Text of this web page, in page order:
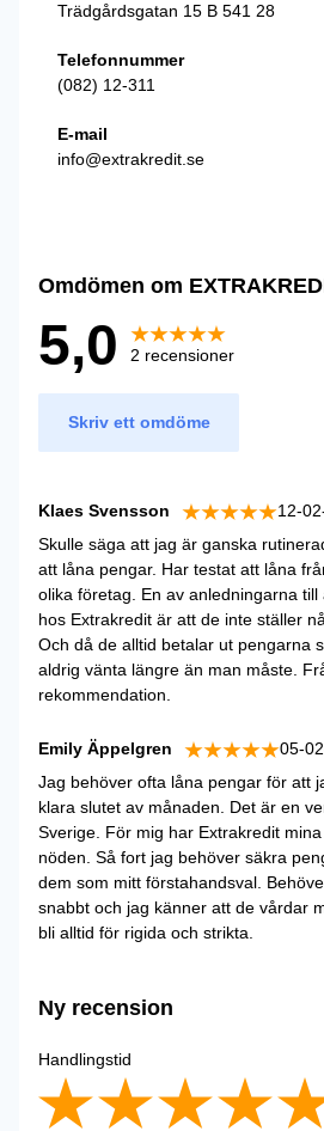
Trädgårdsgatan 15 B 541 28
Telefonnummer
(082) 12-311
E-mail
info@extrakredit.se
Omdömen om
5,0 2 recensioner
Skriv ett omdöme
Klaes Svensson
12-
Skulle säga att jag är ganska
att låna pengar. Har testat att låna
olika företag. En av anledningarna
hos Extrakredit är att de inte ställer
Och då de alltid betalar ut pengarna
aldrig vänta längre än man måste.
rekommendation.
Emily Äppelgren
05-
Jag behöver ofta låna pengar för att
klara slutet av månaden. Det är en
Sverige. För mig har Extrakredit
nöden. Så fort jag behöver säkra
dem som mitt förstahandsval.
snabbt och jag känner att de vårdar
bli alltid för rigida och strikta.
Ny recension
Handlingstid